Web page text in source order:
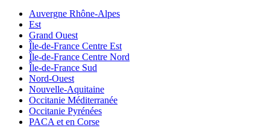
Auvergne Rhône-Alpes
Est
Grand Ouest
Île-de-France Centre Est
Île-de-France Centre Nord
Île-de-France Sud
Nord-Ouest
Nouvelle-Aquitaine
Occitanie Méditerranée
Occitanie Pyrénées
PACA et en Corse